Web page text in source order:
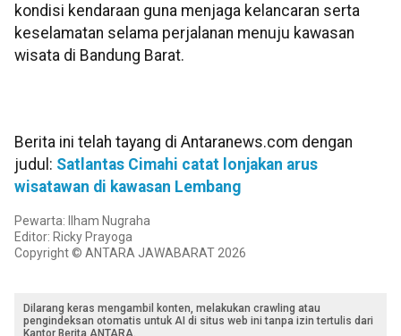
kondisi kendaraan guna menjaga kelancaran serta
keselamatan selama perjalanan menuju kawasan
wisata di Bandung Barat.
Berita ini telah tayang di Antaranews.com dengan
judul: Satlantas Cimahi catat lonjakan arus
wisatawan di kawasan Lembang
Pewarta: Ilham Nugraha
Editor: Ricky Prayoga
Copyright © ANTARA JAWABARAT 2026
Dilarang keras mengambil konten, melakukan crawling atau
pengindeksan otomatis untuk AI di situs web ini tanpa izin tertulis dari